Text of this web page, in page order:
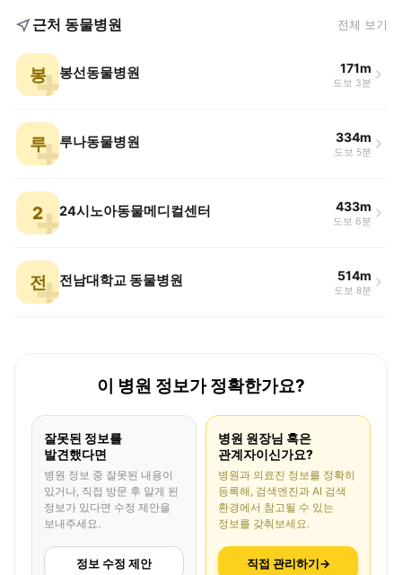
근처 동물병원 전체 보기
봉 봉선동물병원 171m
도보 3분
루 루나동물병원 334m
도보 5분
2 24시노아동물메디컬센터 433m
도보 6분
전 전남대학교 동물병원 514m
도보 8분
이 병원 정보가 정확한가요?
잘못된 정보를
발견했다면
병원 정보 중 잘못된 내용이
있거나, 직접 방문 후 알게 된
정보가 있다면 수정 제안을
보내주세요.
정보 수정 제안
병원 원장님 혹은
관계자이신가요?
병원과 의료진 정보를 정확히
등록해, 검색엔진과 AI 검색
환경에서 참고될 수 있는
정보를 갖춰보세요.
직접 관리하기→